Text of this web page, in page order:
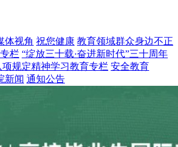
体视角 祝您健康 教育领域群众身边不正
栏 “绽放三十载·奋进新时代”三十周年
规定精神学习教育专栏 安全教育
新闻 通知公告